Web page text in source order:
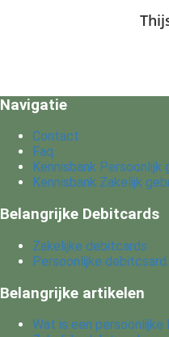
Navigatie
Contact
Faq
Kennisbank Persoonlijk
Kennisbank Zakelijk
Belangrijke Debitcards
Zakelijke debitcards
Persoonlijke
Belangrijke artikelen
Wat is een persoonlijke